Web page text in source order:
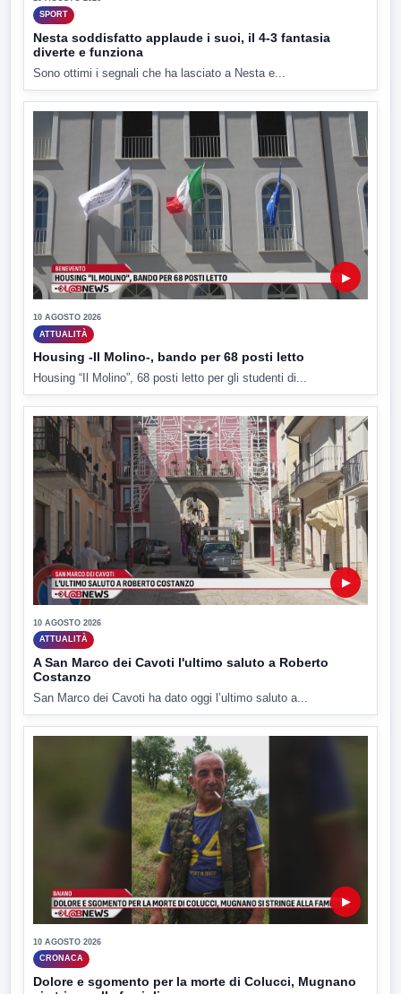
SPORT
Nesta soddisfatto applaude i suoi, il 4-3 fantasia
diverte e funziona
Sono ottimi i segnali che ha lasciato a Nesta e...
▶
10 AGOSTO 2026
ATTUALITÀ
Housing -Il Molino-, bando per 68 posti letto
Housing “Il Molino”, 68 posti letto per gli studenti di...
▶
10 AGOSTO 2026
ATTUALITÀ
A San Marco dei Cavoti l'ultimo saluto a Roberto
Costanzo
San Marco dei Cavoti ha dato oggi l’ultimo saluto a...
▶
10 AGOSTO 2026
CRONACA
Dolore e sgomento per la morte di Colucci, Mugnano